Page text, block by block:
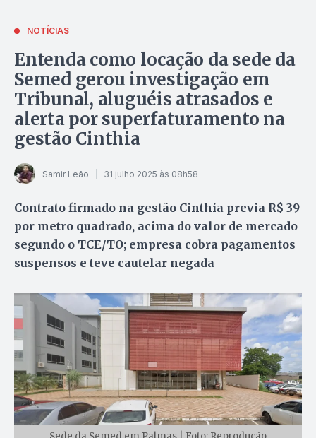
NOTÍCIAS
Entenda como locação da sede da
Semed gerou investigação em
Tribunal, aluguéis atrasados e
alerta por superfaturamento na
gestão Cinthia
Samir Leão 31 julho 2025 às 08h58
Contrato firmado na gestão Cinthia previa R$ 39
por metro quadrado, acima do valor de mercado
segundo o TCE/TO; empresa cobra pagamentos
suspensos e teve cautelar negada